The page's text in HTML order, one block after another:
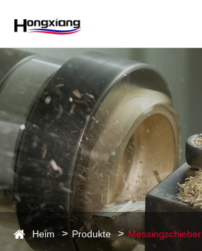
Heim Produkte Messingschieber